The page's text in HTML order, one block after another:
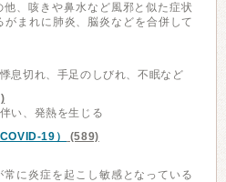
、咳きや鼻水など風邪と似た症状
まれに肺炎、脳炎などを合併して
息切れ、手足のしびれ、不眠など
い、発熱を生じる
19）
(589)
に炎症を起こし敏感となっている